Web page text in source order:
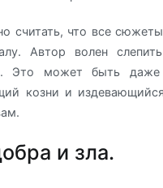
считать, что все
Автор волен
Это может быть
козни и
и зла.